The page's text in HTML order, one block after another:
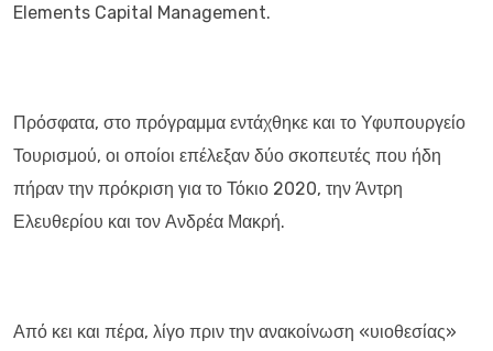
Elements Capital Management.
Πρόσφατα, στο πρόγραμμα εντάχθηκε και το Υφυπουργείο
Τουρισμού, οι οποίοι επέλεξαν δύο σκοπευτές που ήδη
πήραν την πρόκριση για το Τόκιο 2020, την Άντρη
Ελευθερίου και τον Ανδρέα Μακρή.
Από κει και πέρα, λίγο πριν την ανακοίνωση «υιοθεσίας»